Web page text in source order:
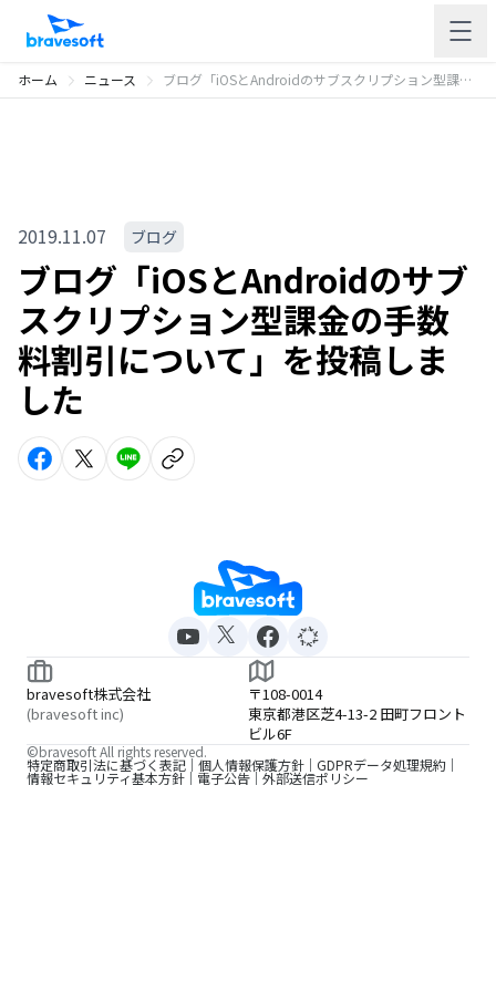
ホーム ニュース ブログ「iOSとAndroidのサブスクリプション型課金の手数料割引について」を投稿しました
2019.11.07 ブログ
ブログ「iOSとAndroidのサブ
スクリプション型課金の手数
料割引について」を投稿しま
した
bravesoft株式会社
(bravesoft inc)
〒108-0014
東京都港区芝4-13-2 田町フロント
ビル6F
特定商取引法に基づく表記 個人情報保護方針 GDPRデータ処理規約
情報セキュリティ基本方針 電子公告 外部送信ポリシー
©bravesoft All rights reserved.